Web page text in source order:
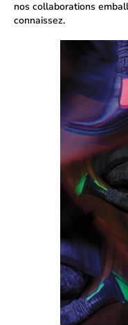
nos collaborations
connaissez.